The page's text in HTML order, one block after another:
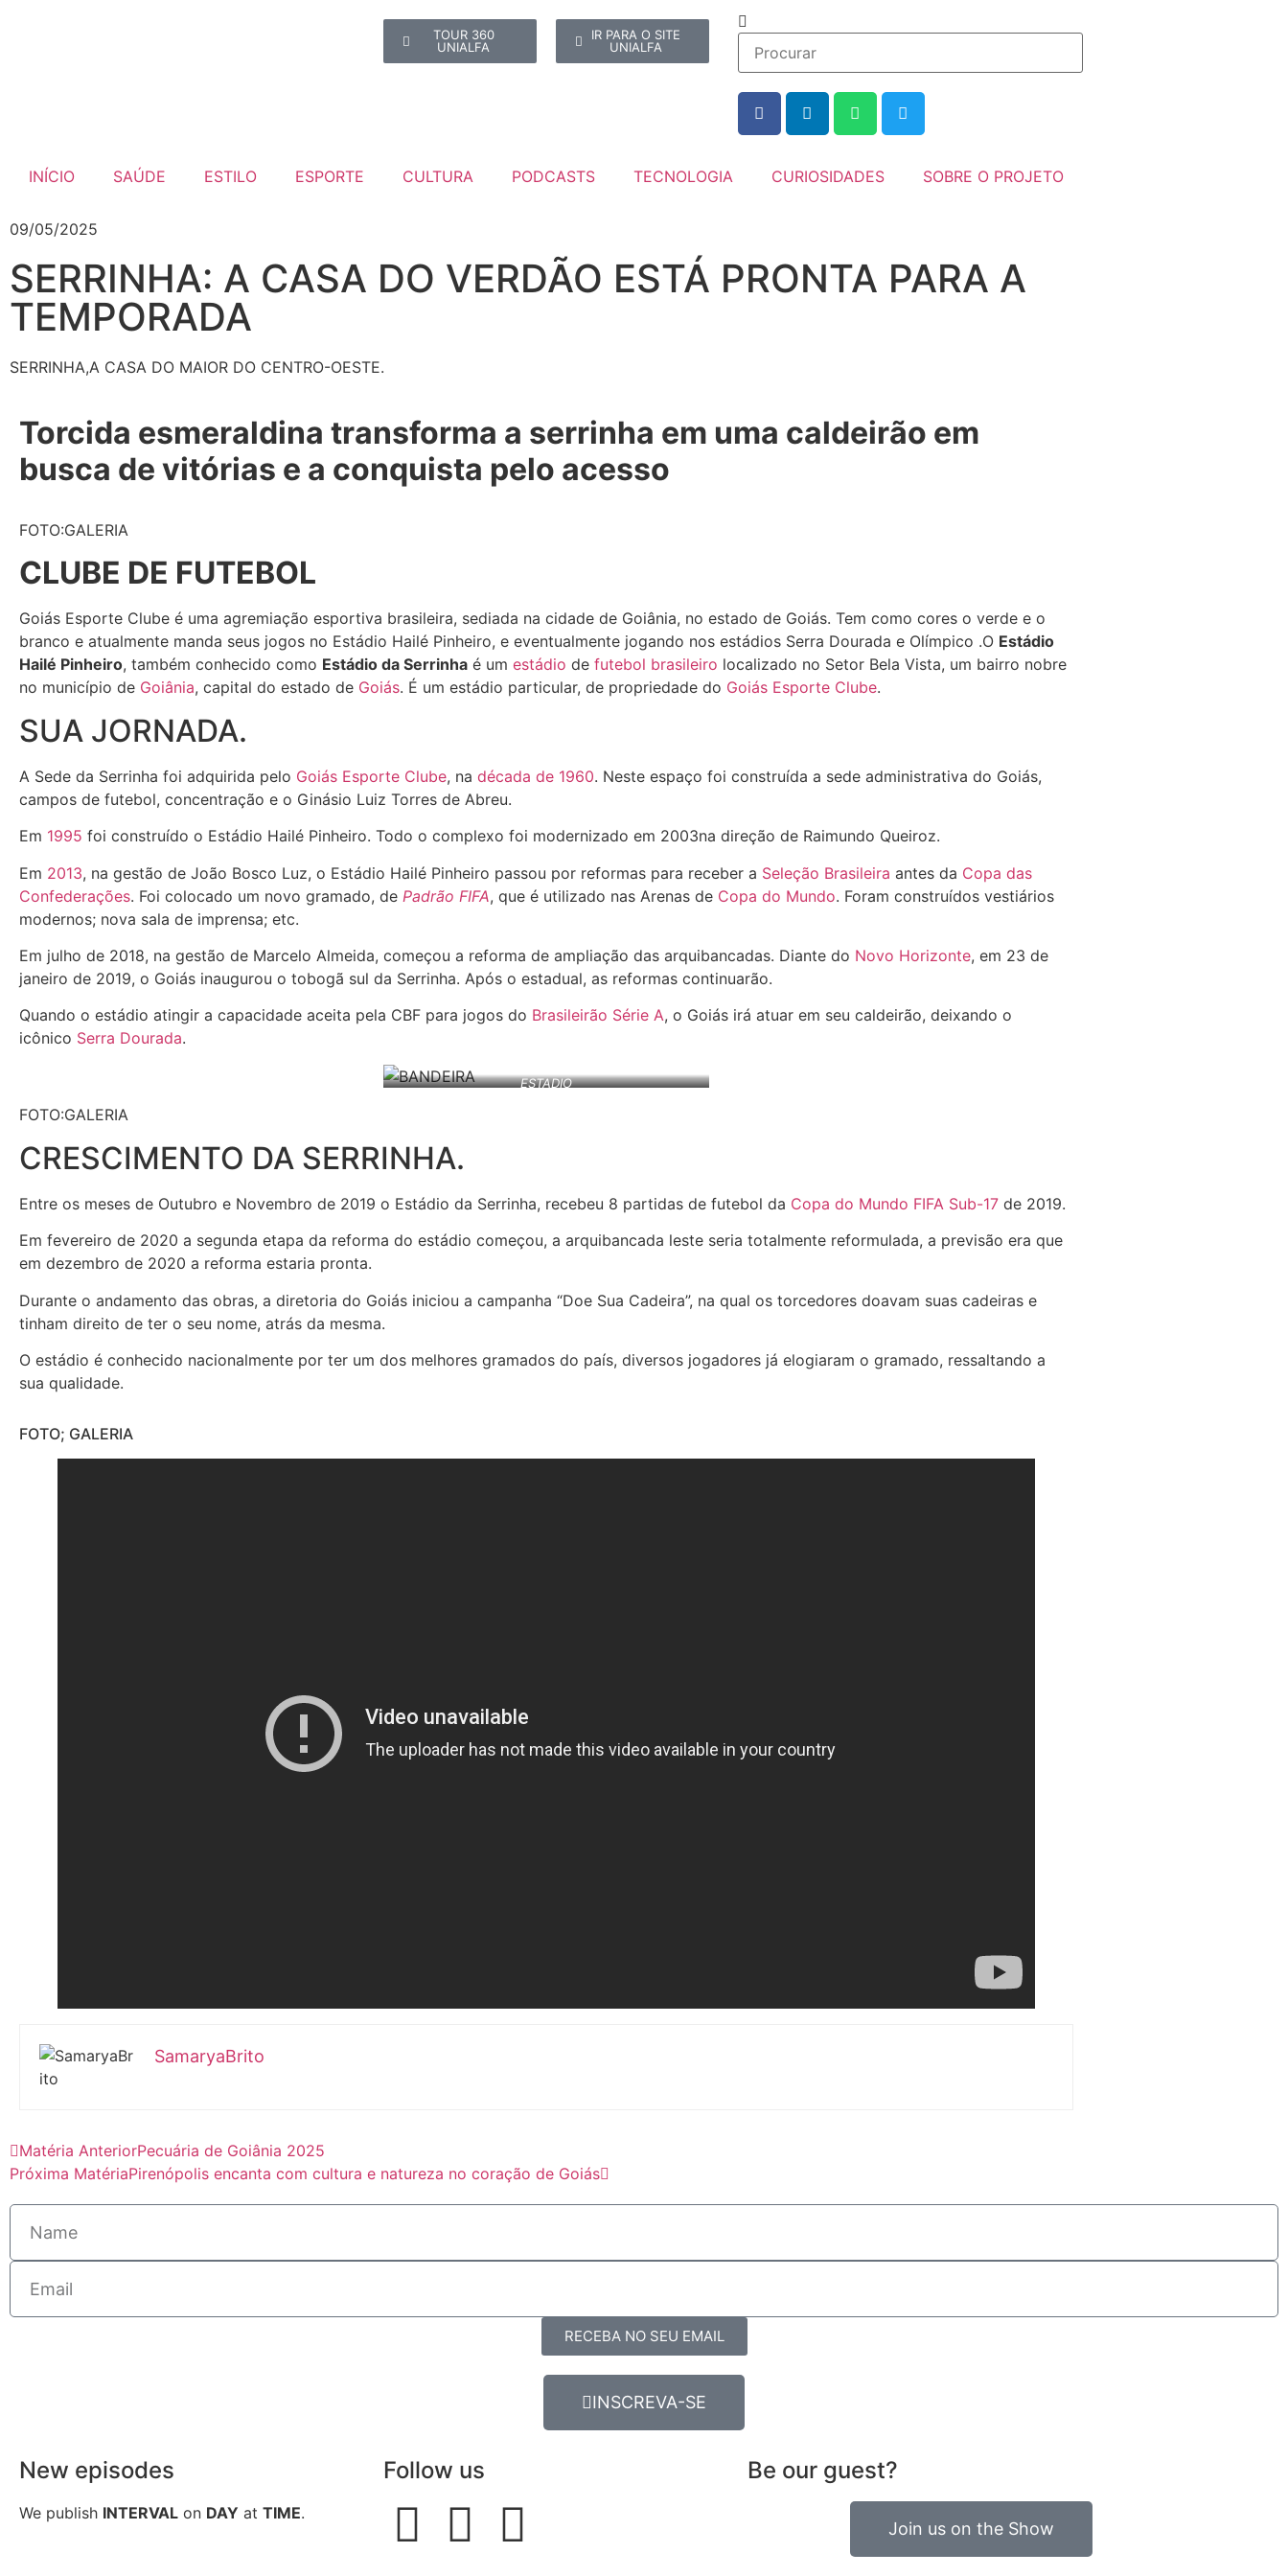
TOUR 360
UNIALFA
IR PARA O SITE
UNIALFA
INÍCIO SAÚDE ESTILO ESPORTE CULTURA PODCASTS TECNOLOGIA CURIOSIDADES SOBRE O PROJETO
09/05/2025
SERRINHA: A CASA DO VERDÃO ESTÁ PRONTA PARA A
TEMPORADA
SERRINHA,A CASA DO MAIOR DO CENTRO-OESTE.
Torcida esmeraldina transforma a serrinha em uma caldeirão em
busca de vitórias e a conquista pelo acesso
FOTO:GALERIA
CLUBE DE FUTEBOL
Goiás Esporte Clube é uma agremiação esportiva brasileira, sediada na cidade de Goiânia, no estado de Goiás. Tem como cores o verde e o
branco e atualmente manda seus jogos no Estádio Hailé Pinheiro, e eventualmente jogando nos estádios Serra Dourada e Olímpico .O Estádio
Hailé Pinheiro, também conhecido como Estádio da Serrinha é um estádio de futebol brasileiro localizado no Setor Bela Vista, um bairro nobre
no município de Goiânia, capital do estado de Goiás. É um estádio particular, de propriedade do Goiás Esporte Clube.
SUA JORNADA.
A Sede da Serrinha foi adquirida pelo Goiás Esporte Clube, na década de 1960. Neste espaço foi construída a sede administrativa do Goiás,
campos de futebol, concentração e o Ginásio Luiz Torres de Abreu.
Em 1995 foi construído o Estádio Hailé Pinheiro. Todo o complexo foi modernizado em 2003na direção de Raimundo Queiroz.
Em 2013, na gestão de João Bosco Luz, o Estádio Hailé Pinheiro passou por reformas para receber a Seleção Brasileira antes da Copa das
Confederações. Foi colocado um novo gramado, de Padrão FIFA, que é utilizado nas Arenas de Copa do Mundo. Foram construídos vestiários
modernos; nova sala de imprensa; etc.
Em julho de 2018, na gestão de Marcelo Almeida, começou a reforma de ampliação das arquibancadas. Diante do Novo Horizonte, em 23 de
janeiro de 2019, o Goiás inaugurou o tobogã sul da Serrinha. Após o estadual, as reformas continuarão.
Quando o estádio atingir a capacidade aceita pela CBF para jogos do Brasileirão Série A, o Goiás irá atuar em seu caldeirão, deixando o
icônico Serra Dourada.
ESTADIO
FOTO:GALERIA
CRESCIMENTO DA SERRINHA.
Entre os meses de Outubro e Novembro de 2019 o Estádio da Serrinha, recebeu 8 partidas de futebol da Copa do Mundo FIFA Sub-17 de 2019.
Em fevereiro de 2020 a segunda etapa da reforma do estádio começou, a arquibancada leste seria totalmente reformulada, a previsão era que
em dezembro de 2020 a reforma estaria pronta.
Durante o andamento das obras, a diretoria do Goiás iniciou a campanha “Doe Sua Cadeira”, na qual os torcedores doavam suas cadeiras e
tinham direito de ter o seu nome, atrás da mesma.
O estádio é conhecido nacionalmente por ter um dos melhores gramados do país, diversos jogadores já elogiaram o gramado, ressaltando a
sua qualidade.
FOTO; GALERIA
SamaryaBrito
Matéria AnteriorPecuária de Goiânia 2025
Próxima MatériaPirenópolis encanta com cultura e natureza no coração de Goiás
RECEBA NO SEU EMAIL
INSCREVA-SE
New episodes
We publish INTERVAL on DAY at TIME.
Follow us Be our guest?
Join us on the Show